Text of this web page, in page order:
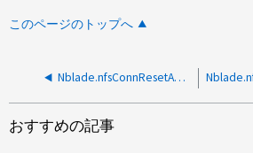
このページのトップへ
Nblade.nfsConnResetAndClose：OncRpcUdpInvalidLengthという理由のエラーメッセージ
おすすめの記事